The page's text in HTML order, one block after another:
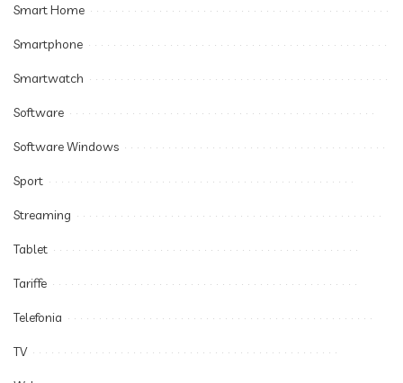
Smart Home
Smartphone
Smartwatch
Software
Software Windows
Sport
Streaming
Tablet
Tariffe
Telefonia
TV